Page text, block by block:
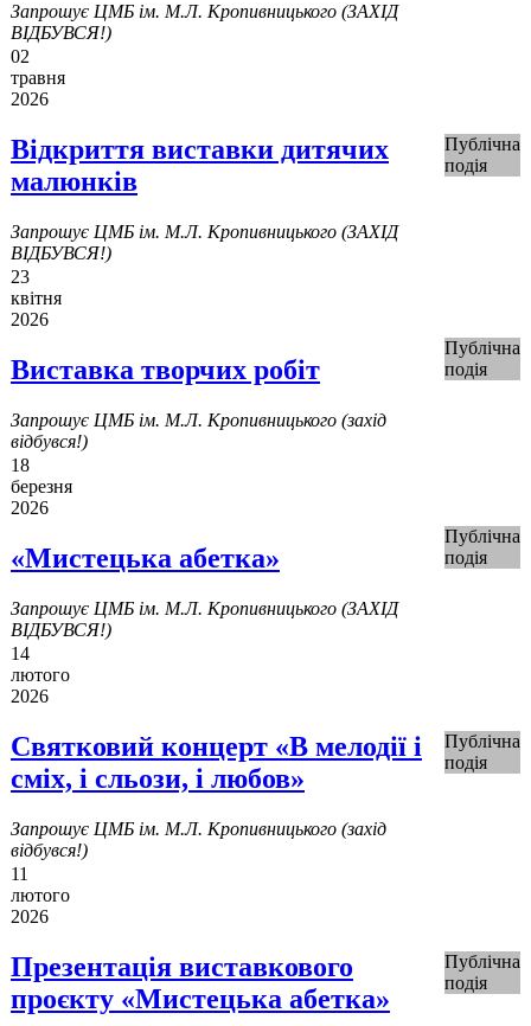
Запрошує ЦМБ ім. М.Л. Кропивницького (ЗАХІД
ВІДБУВСЯ!)
02
травня
2026
Відкриття виставки дитячих
малюнків
Запрошує ЦМБ ім. М.Л. Кропивницького (ЗАХІД
ВІДБУВСЯ!)
Публічна
подія
23
квітня
2026
Виставка творчих робіт
Запрошує ЦМБ ім. М.Л. Кропивницького (захід
відбувся!)
Публічна
подія
18
березня
2026
«Мистецька абетка»
Запрошує ЦМБ ім. М.Л. Кропивницького (ЗАХІД
ВІДБУВСЯ!)
Публічна
подія
14
лютого
2026
Святковий концерт «В мелодії і
сміх, і сльози, і любов»
Запрошує ЦМБ ім. М.Л. Кропивницького (захід
відбувся!)
Публічна
подія
11
лютого
2026
Презентація виставкового
проєкту «Мистецька абетка»
Публічна
подія